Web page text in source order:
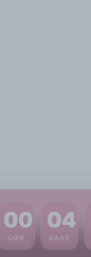
00
GÜN
04
SAAT